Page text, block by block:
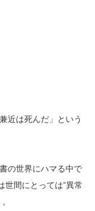
近は死んだ」という
の世界にハマる中で
世間にとっては”異常